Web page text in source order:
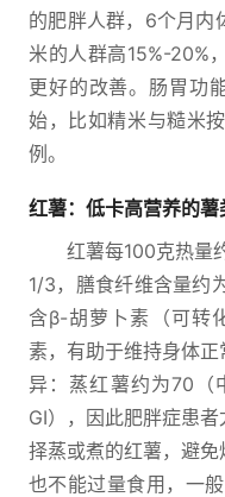
的肥胖人群，6个月内
米的人群高15%-20%
更好的改善。肠胃功
始，比如精米与糙米
例。
红薯：低卡高营养的薯
红薯每100克热量
1/3，膳食纤维含量约
含β-胡萝卜素（可转
素，有助于维持身体
异：蒸红薯约为70（
GI），因此肥胖症患
择蒸或煮的红薯，避
也不能过量食用，一